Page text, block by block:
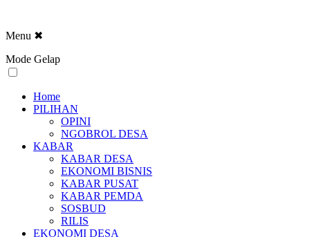
Menu ✖
Mode Gelap
Home
PILIHAN
OPINI
NGOBROL DESA
KABAR
KABAR DESA
EKONOMI BISNIS
KABAR PUSAT
KABAR PEMDA
SOSBUD
RILIS
EKONOMI DESA